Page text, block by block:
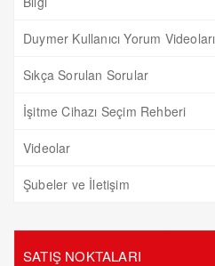
Duymer Kullanıcı Yorum Videoları
Sıkça Sorulan Sorular
İşitme Cihazı Seçim Rehberi
Videolar
Şubeler ve İletişim
SATIŞ NOKTALARI